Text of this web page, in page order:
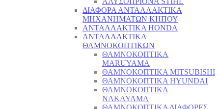
ΔΙΑΦΟΡΑ ΑΝΤΑΛΛΑΚΤΙΚΑ
ΜΗΧΑΝΗΜΑΤΩΝ ΚΗΠΟΥ
ΑΝΤΑΛΛΑΚΤΙΚΑ HONDA
ΑΝΤΑΛΛΑΚΤΙΚΑ
ΘΑΜΝΟΚΟΠΤΙΚΩΝ
ΘΑΜΝΟΚΟΠΤΙΚΑ
MARUYAMA
ΘΑΜΝΟΚΟΠΤΙΚΑ MITSUBISHI
ΘΑΜΝΟΚΟΠΤΙΚΑ HYUNDAI
ΘΑΜΝΟΚΟΠΤΙΚΑ
NAKAYAMA
ΘΑΜΝΟΚΟΠΤΙΚΑ ΔΙΑΦΟΡΕΣ